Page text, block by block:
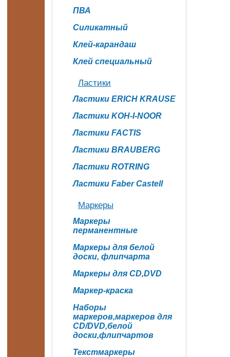
ПВА
Силикатный
Клей-карандаш
Клей специальный
Ластики
Ластики ERICH KRAUSE
Ластики KOH-I-NOOR
Ластики FACTIS
Ластики BRAUBERG
Ластики ROTRING
Ластики Faber Castell
Маркеры
Маркеры
перманентные
Маркеры для белой
доски, флипчарта
Маркеры для CD,DVD
Маркер-краска
Наборы
маркеров,маркеров для
CD/DVD,белой
доски,флипчартов
Текстмаркеры